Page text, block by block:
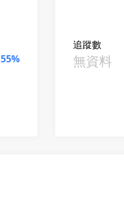
55%
追蹤數
無資料